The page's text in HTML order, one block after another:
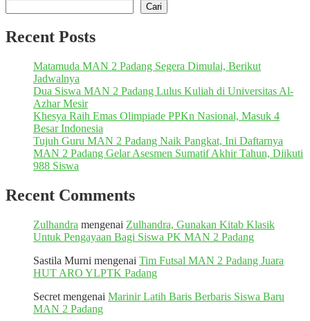
Cari
Recent Posts
Matamuda MAN 2 Padang Segera Dimulai, Berikut
Jadwalnya
Dua Siswa MAN 2 Padang Lulus Kuliah di Universitas Al-
Azhar Mesir
Khesya Raih Emas Olimpiade PPKn Nasional, Masuk 4
Besar Indonesia
Tujuh Guru MAN 2 Padang Naik Pangkat, Ini Daftarnya
MAN 2 Padang Gelar Asesmen Sumatif Akhir Tahun, Diikuti
988 Siswa
Recent Comments
Zulhandra mengenai Zulhandra, Gunakan Kitab Klasik
Untuk Pengayaan Bagi Siswa PK MAN 2 Padang
Sastila Murni mengenai Tim Futsal MAN 2 Padang Juara
HUT ARO YLPTK Padang
Secret mengenai Marinir Latih Baris Berbaris Siswa Baru
MAN 2 Padang